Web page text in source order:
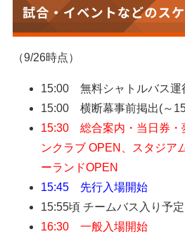
（9/26時点）
15:00 無料シャトルバス運
15:00 横断幕事前掲出(～
15:30 総合案内・当日券・
ンクラブ OPEN、
スタジア
ーランドOPEN
15:45 先行入場開始
15:55頃 チームバス入り予定
16:30 一般入場開始